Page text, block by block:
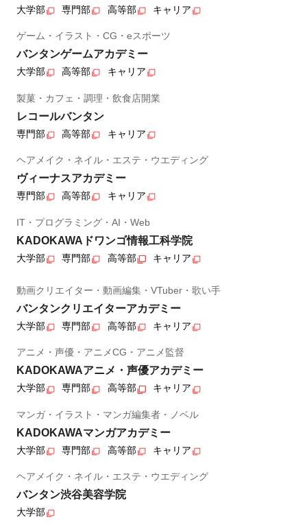
大学部 専門部 高等部 キャリア
ゲーム・イラスト・CG・eスポーツ
バンタンゲームアカデミー
大学部 高等部 キャリア
製菓・カフェ・調理・飲食店開業
レコールバンタン
専門部 高等部 キャリア
ヘアメイク・ネイル・エステ・ウエディング
ヴィーナスアカデミー
専門部 高等部 キャリア
IT・プログラミング・AI・Web
KADOKAWAドワンゴ情報工科学院
大学部 専門部 高等部 キャリア
動画クリエイター・動画編集・VTuber・歌い手
バンタンクリエイターアカデミー
大学部 専門部 高等部 キャリア
アニメ・声優・アニメCG・アニメ監督
KADOKAWAアニメ・声優アカデミー
大学部 専門部 高等部 キャリア
マンガ・イラスト・マンガ編集者・ノベル
KADOKAWAマンガアカデミー
大学部 専門部 高等部 キャリア
ヘアメイク・ネイル・エステ・ウエディング
バンタン渋谷美容学院
大学部